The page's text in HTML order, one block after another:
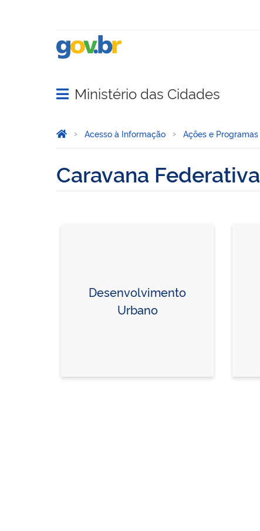
Abrir menu principal de navegação
Ministério das Cidades
Você está aqui:
Página Inicial
Acesso à Informação Ações e Programas
Caravana Federativa
Desenvolvimento
Urbano